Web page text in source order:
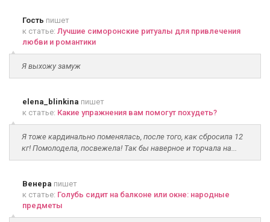
Гость пишет
к статье: Лучшие симоронские ритуалы для привлечения
любви и романтики
Я выхожу замуж
elena_blinkina пишет
к статье: Какие упражнения вам помогут похудеть?
Я тоже кардинально поменялась, после того, как сбросила 12
кг! Помолодела, посвежела! Так бы наверное и торчала на...
Венера пишет
к статье: Голубь сидит на балконе или окне: народные
предметы